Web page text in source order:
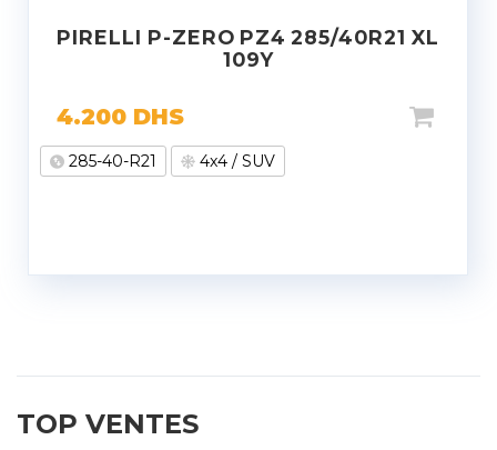
PIRELLI P-ZERO PZ4 285/40R21 XL
109Y
4.200 DHS
285-40-R21 4x4 / SUV
TOP VENTES